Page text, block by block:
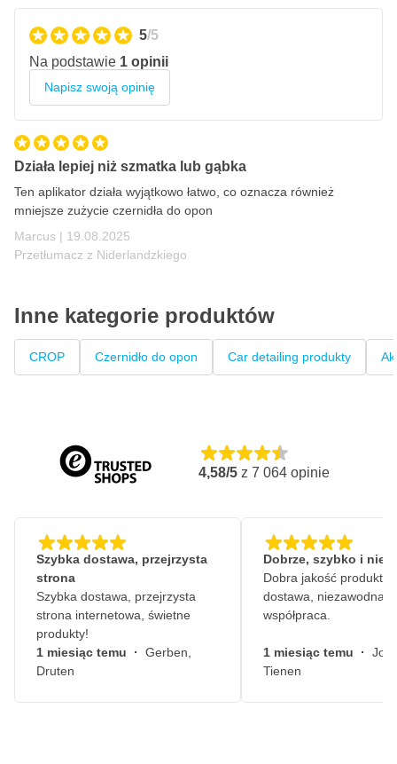
5/5
Na podstawie 1 opinii
Napisz swoją opinię
Działa lepiej niż szmatka lub gąbka
Ten aplikator działa wyjątkowo łatwo, co oznacza również
mniejsze zużycie czernidła do opon
Marcus | 19 sierpnia 2025
19.08.2025
Przetłumacz z Niderlandzkiego
Inne kategorie produktów
CROP Czernidło do opon Car detailing produkty
4,58/5 z 7 064 opinie
Szybka dostawa, przejrzysta
strona
Szybka dostawa, przejrzysta
strona internetowa, świetne
produkty!
1 miesiąc temu · Gerben,
Druten
Dobrze, szybko i
Dobra jakość
dostawa, niezawodna
współpraca.
1 miesiąc temu ·
Tienen